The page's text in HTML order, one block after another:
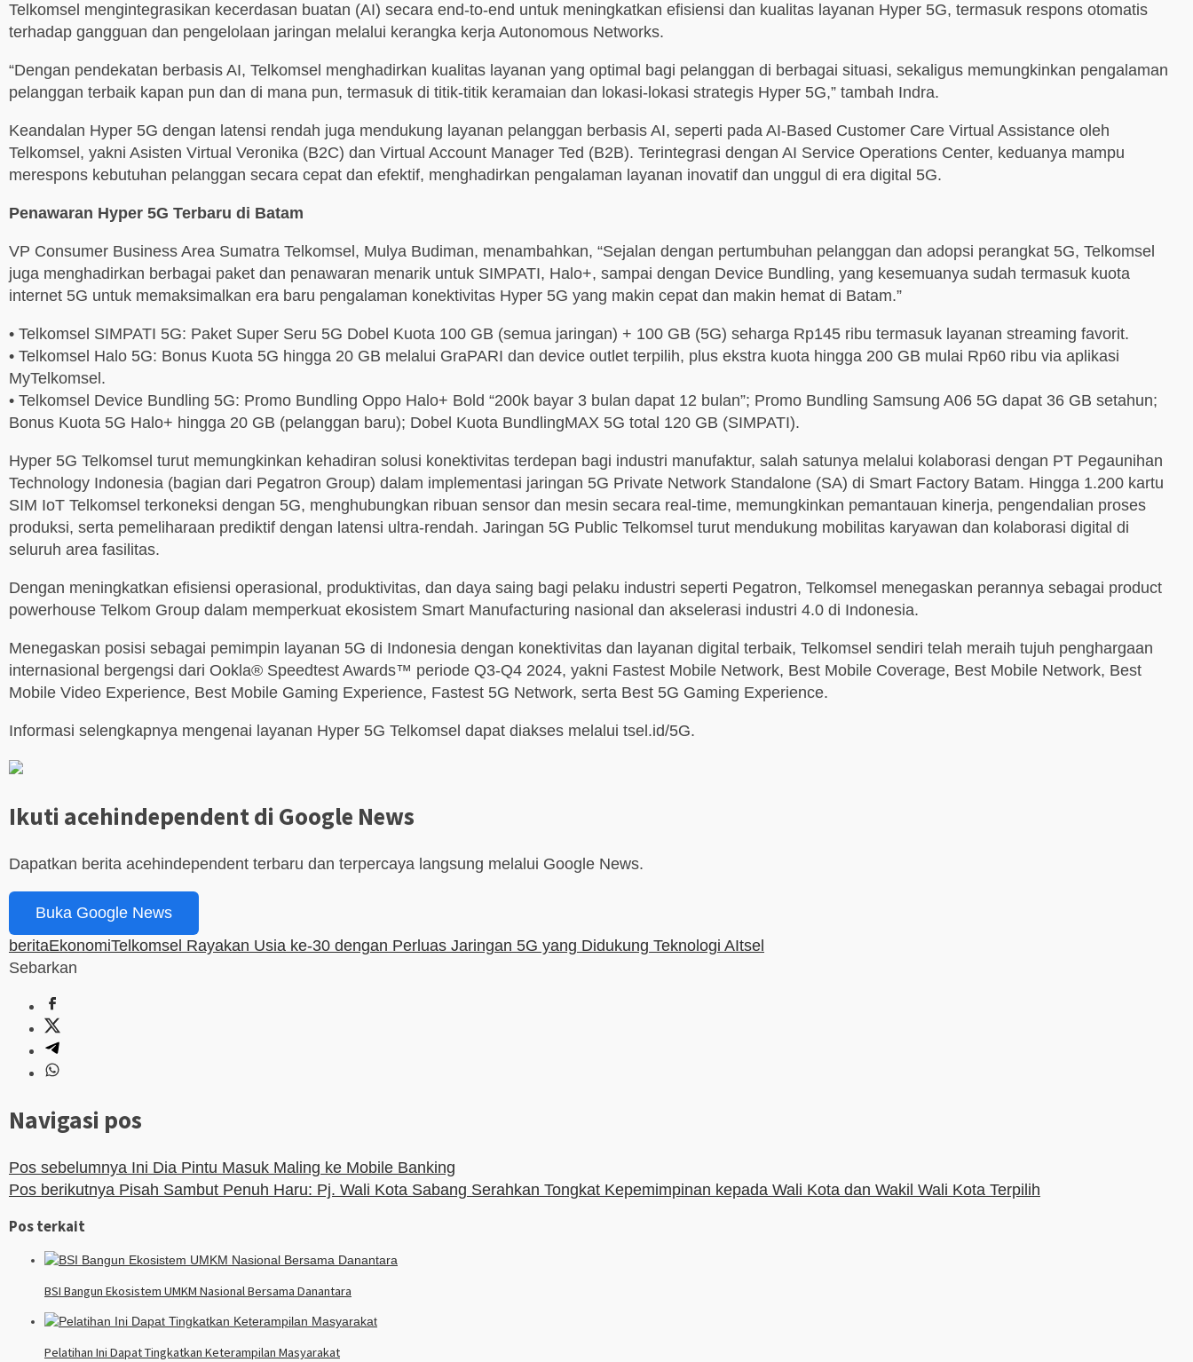
Telkomsel mengintegrasikan kecerdasan buatan (AI) secara end-to-end untuk meningkatkan efisiensi dan kualitas layanan Hyper 5G, termasuk respons otomatis
terhadap gangguan dan pengelolaan jaringan melalui kerangka kerja Autonomous Networks.
“Dengan pendekatan berbasis AI, Telkomsel menghadirkan kualitas layanan yang optimal bagi pelanggan di berbagai situasi, sekaligus memungkinkan pengalaman
pelanggan terbaik kapan pun dan di mana pun, termasuk di titik-titik keramaian dan lokasi-lokasi strategis Hyper 5G,” tambah Indra.
Keandalan Hyper 5G dengan latensi rendah juga mendukung layanan pelanggan berbasis AI, seperti pada AI-Based Customer Care Virtual Assistance oleh
Telkomsel, yakni Asisten Virtual Veronika (B2C) dan Virtual Account Manager Ted (B2B). Terintegrasi dengan AI Service Operations Center, keduanya mampu
merespons kebutuhan pelanggan secara cepat dan efektif, menghadirkan pengalaman layanan inovatif dan unggul di era digital 5G.
Penawaran Hyper 5G Terbaru di Batam
VP Consumer Business Area Sumatra Telkomsel, Mulya Budiman, menambahkan, “Sejalan dengan pertumbuhan pelanggan dan adopsi perangkat 5G, Telkomsel
juga menghadirkan berbagai paket dan penawaran menarik untuk SIMPATI, Halo+, sampai dengan Device Bundling, yang kesemuanya sudah termasuk kuota
internet 5G untuk memaksimalkan era baru pengalaman konektivitas Hyper 5G yang makin cepat dan makin hemat di Batam.”
• Telkomsel SIMPATI 5G: Paket Super Seru 5G Dobel Kuota 100 GB (semua jaringan) + 100 GB (5G) seharga Rp145 ribu termasuk layanan streaming favorit.
• Telkomsel Halo 5G: Bonus Kuota 5G hingga 20 GB melalui GraPARI dan device outlet terpilih, plus ekstra kuota hingga 200 GB mulai Rp60 ribu via aplikasi
MyTelkomsel.
• Telkomsel Device Bundling 5G: Promo Bundling Oppo Halo+ Bold “200k bayar 3 bulan dapat 12 bulan”; Promo Bundling Samsung A06 5G dapat 36 GB setahun;
Bonus Kuota 5G Halo+ hingga 20 GB (pelanggan baru); Dobel Kuota BundlingMAX 5G total 120 GB (SIMPATI).
Hyper 5G Telkomsel turut memungkinkan kehadiran solusi konektivitas terdepan bagi industri manufaktur, salah satunya melalui kolaborasi dengan PT Pegaunihan
Technology Indonesia (bagian dari Pegatron Group) dalam implementasi jaringan 5G Private Network Standalone (SA) di Smart Factory Batam. Hingga 1.200 kartu
SIM IoT Telkomsel terkoneksi dengan 5G, menghubungkan ribuan sensor dan mesin secara real-time, memungkinkan pemantauan kinerja, pengendalian proses
produksi, serta pemeliharaan prediktif dengan latensi ultra-rendah. Jaringan 5G Public Telkomsel turut mendukung mobilitas karyawan dan kolaborasi digital di
seluruh area fasilitas.
Dengan meningkatkan efisiensi operasional, produktivitas, dan daya saing bagi pelaku industri seperti Pegatron, Telkomsel menegaskan perannya sebagai product
powerhouse Telkom Group dalam memperkuat ekosistem Smart Manufacturing nasional dan akselerasi industri 4.0 di Indonesia.
Menegaskan posisi sebagai pemimpin layanan 5G di Indonesia dengan konektivitas dan layanan digital terbaik, Telkomsel sendiri telah meraih tujuh penghargaan
internasional bergengsi dari Ookla® Speedtest Awards™ periode Q3-Q4 2024, yakni Fastest Mobile Network, Best Mobile Coverage, Best Mobile Network, Best
Mobile Video Experience, Best Mobile Gaming Experience, Fastest 5G Network, serta Best 5G Gaming Experience.
Informasi selengkapnya mengenai layanan Hyper 5G Telkomsel dapat diakses melalui tsel.id/5G.
Ikuti acehindependent di Google News
Dapatkan berita acehindependent terbaru dan terpercaya langsung melalui Google News.
Buka Google News
beritaEkonomiTelkomsel Rayakan Usia ke-30 dengan Perluas Jaringan 5G yang Didukung Teknologi AItsel
Sebarkan
Navigasi pos
Pos sebelumnya Ini Dia Pintu Masuk Maling ke Mobile Banking
Pos berikutnya Pisah Sambut Penuh Haru: Pj. Wali Kota Sabang Serahkan Tongkat Kepemimpinan kepada Wali Kota dan Wakil Wali Kota Terpilih
Pos terkait
BSI Bangun Ekosistem UMKM Nasional Bersama Danantara
Pelatihan Ini Dapat Tingkatkan Keterampilan Masyarakat